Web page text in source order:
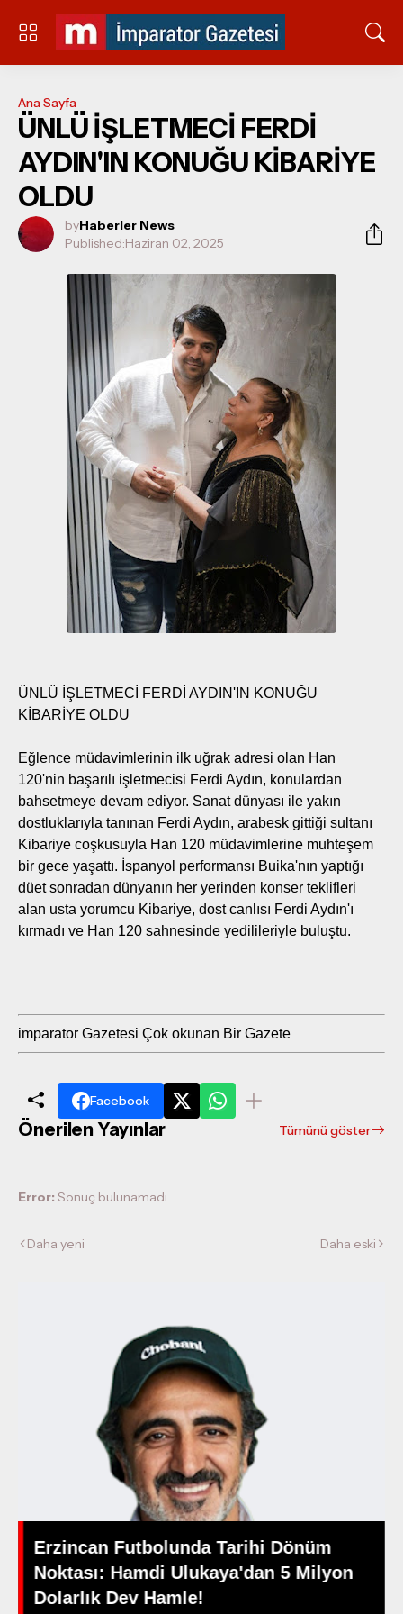
Ana Sayfa
ÜNLÜ İŞLETMECİ FERDİ
AYDIN'IN KONUĞU KİBARİYE
OLDU
byHaberler News
Published:Haziran 02, 2025
ÜNLÜ İŞLETMECİ FERDİ AYDIN'IN KONUĞU
KİBARİYE OLDU
Eğlence müdavimlerinin ilk uğrak adresi olan Han
120'nin başarılı işletmecisi Ferdi Aydın, konulardan
bahsetmeye devam ediyor. Sanat dünyası ile yakın
dostluklarıyla tanınan Ferdi Aydın, arabesk gittiği sultanı
Kibariye coşkusuyla Han 120 müdavimlerine muhteşem
bir gece yaşattı. İspanyol performansı Buika'nın yaptığı
düet sonradan dünyanın her yerinden konser teklifleri
alan usta yorumcu Kibariye, dost canlısı Ferdi Aydın'ı
kırmadı ve Han 120 sahnesinde yedilileriyle buluştu.
imparator Gazetesi Çok okunan Bir Gazete
Facebook
Önerilen Yayınlar Tümünü göster
Error: Sonuç bulunamadı
Daha yeni Daha eski
Erzincan Futbolunda Tarihi Dönüm
Noktası: Hamdi Ulukaya'dan 5 Milyon
Dolarlık Dev Hamle!